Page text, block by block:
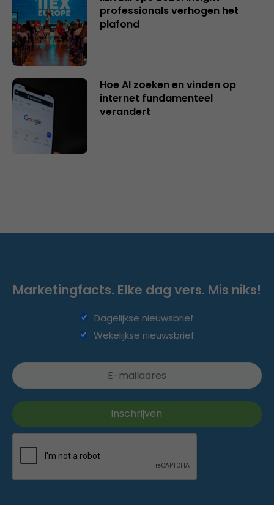
professionals verhogen het
plafond
Hoe AI zoeken en vinden op
internet fundamenteel
verandert
Marketingfacts. Elke dag vers. Mis niks!
Dagelijkse nieuwsbrief
Wekelijkse nieuwsbrief